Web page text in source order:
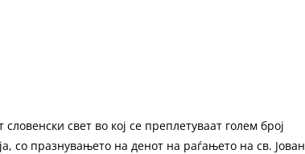
свет во кој се преплетуваат голем број
со празнувањето на денот на раѓањето на св. Јован